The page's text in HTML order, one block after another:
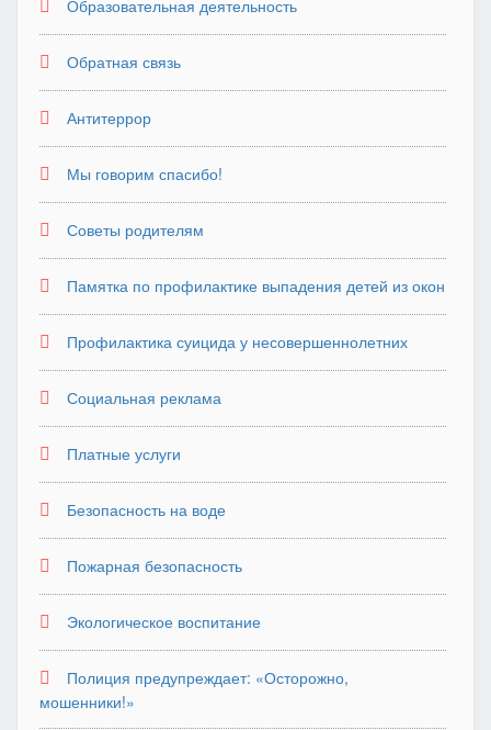
Образовательная деятельность
Обратная связь
Антитеррор
Мы говорим спасибо!
Советы родителям
Памятка по профилактике выпадения детей из окон
Профилактика суицида у несовершеннолетних
Социальная реклама
Платные услуги
Безопасность на воде
Пожарная безопасность
Экологическое воспитание
Полиция предупреждает: «Осторожно,
мошенники!»